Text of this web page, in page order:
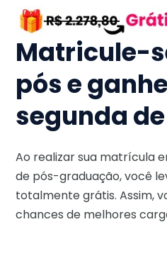
Matricule-
pós e
segunda
Ao realizar sua matrícula
de pós-graduação, você
totalmente grátis. Assim,
chances de melhores